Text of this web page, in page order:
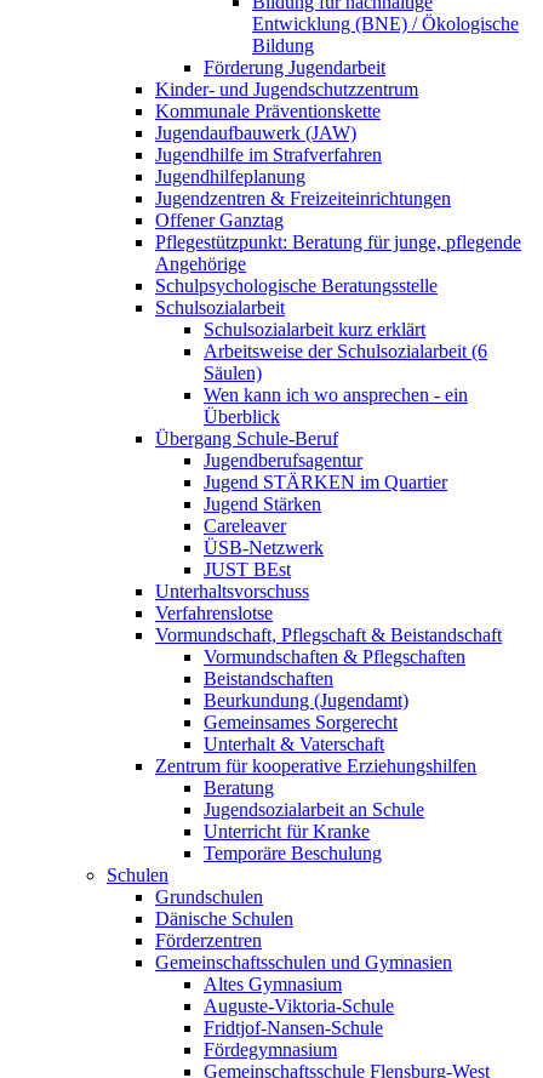
Entwicklung (BNE) / Ökologische
Bildung
Förderung Jugendarbeit
Kinder- und Jugendschutzzentrum
Kommunale Präventionskette
Jugendaufbauwerk (JAW)
Jugendhilfe im Strafverfahren
Jugendhilfeplanung
Jugendzentren & Freizeiteinrichtungen
Offener Ganztag
Pflegestützpunkt: Beratung für junge, pflegende
Angehörige
Schulpsychologische Beratungsstelle
Schulsozialarbeit
Schulsozialarbeit kurz erklärt
Arbeitsweise der Schulsozialarbeit (6
Säulen)
Wen kann ich wo ansprechen - ein
Überblick
Übergang Schule-Beruf
Jugendberufsagentur
Jugend STÄRKEN im Quartier
Jugend Stärken
Careleaver
ÜSB-Netzwerk
JUST BEst
Unterhaltsvorschuss
Verfahrenslotse
Vormundschaft, Pflegschaft & Beistandschaft
Vormundschaften & Pflegschaften
Beistandschaften
Beurkundung (Jugendamt)
Gemeinsames Sorgerecht
Unterhalt & Vaterschaft
Zentrum für kooperative Erziehungshilfen
Beratung
Jugendsozialarbeit an Schule
Unterricht für Kranke
Temporäre Beschulung
Schulen
Grundschulen
Dänische Schulen
Förderzentren
Gemeinschaftsschulen und Gymnasien
Altes Gymnasium
Auguste-Viktoria-Schule
Fridtjof-Nansen-Schule
Fördegymnasium
Gemeinschaftsschule Flensburg-West